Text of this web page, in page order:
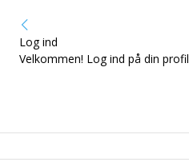
Log ind
Velkommen! Log ind på din profil